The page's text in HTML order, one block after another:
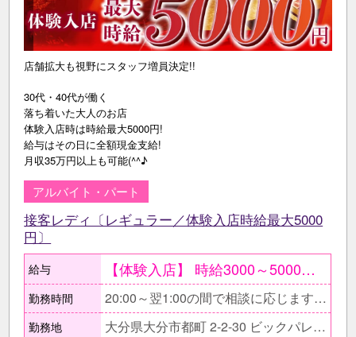
店舗拡大も視野にスタッフ増員決定!!
30代・40代が働く
落ち着いた大人のお店
体験入店時は時給最大5000円!
給与はその日に全額現金支給!
月収35万円以上も可能(^^♪
アルバイト・パート
接客レディ〔レギュラー／体験入店時給最大5000
円〕
給与 【体験入店】 時給3000～5000円 随時受付中〔複数回可能〕 ●条件が合えば面接当日もOK ○面接後、そのまま体験入店もOK ●給与はその日に全額現金支給 ○最大1週間可能 【在籍後】 時給1800円～3500円＋各種手当 ≪しっかり稼ぎたいフリーターのAさん≫ 時給3500円×1日5h×週5日〔月20日〕 ＝月収35万円+各種バック
勤務時間 20:00～翌1:00の間で相談に応じます。 ■無理な残業をお願いする事はありません。 □家庭の用事等で出勤・退勤時間を変えたい場合はお気軽にご相談下さい♪
勤務地 大分県大分市都町 2-2-30 ビックパレスビル2F